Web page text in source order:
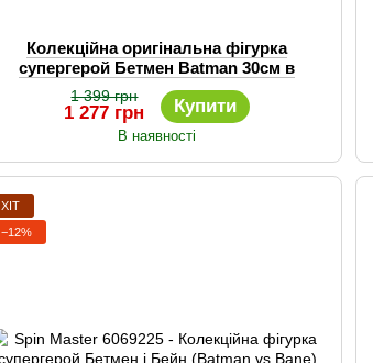
Колекційна оригінальна фігурка
супергерой Бетмен Batman 30см в
броньованому костюмі, Ліга
Справедливості DC
1 399 грн
1 277 грн Купити
В наявності
ХІТ
−12%